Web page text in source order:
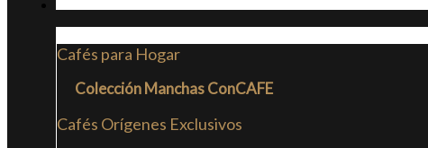
Cafés para Hogar
Colección Manchas ConCAFE
Cafés Orígenes Exclusivos